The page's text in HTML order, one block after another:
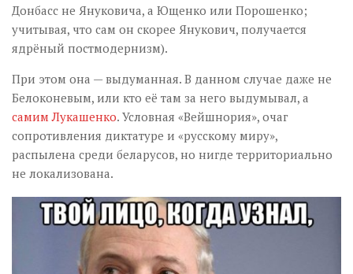
Донбасс не Януковича, а Ющенко или Порошенко;
учитывая, что сам он скорее Янукович, получается
ядрёный постмодернизм).
При этом она — выдуманная. В данном случае даже не
Белоконевым, или кто её там за него выдумывал, а
самим Лукашенко. Условная «Вейшнория», очаг
сопротивления диктатуре и «русскому миру»,
распылена среди беларусов, но нигде территориально
не локализована.